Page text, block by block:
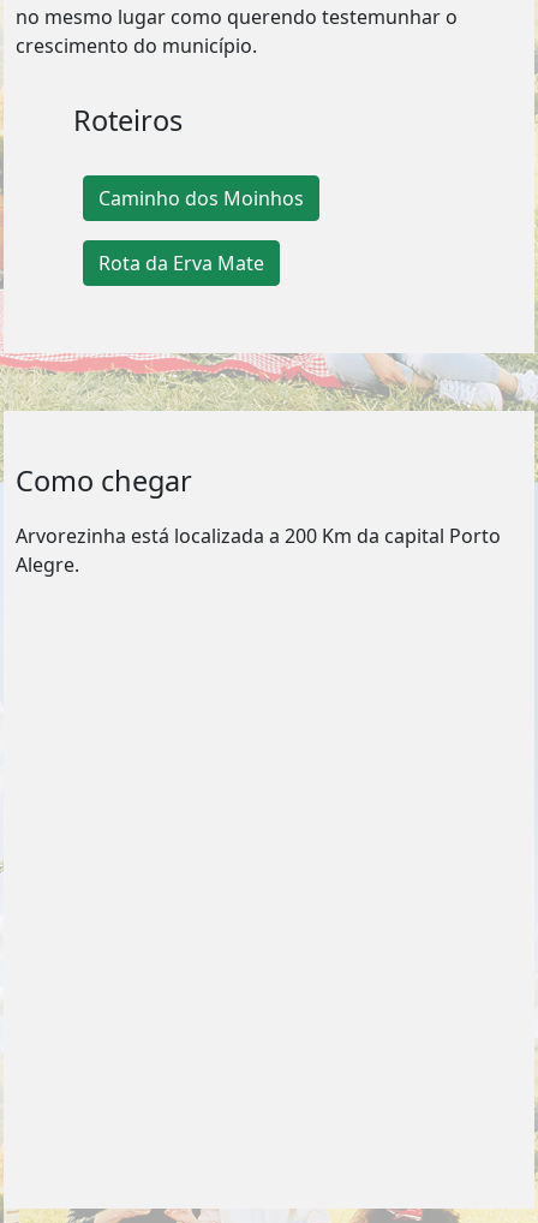
no mesmo lugar como querendo testemunhar o
crescimento do município.
Roteiros
Caminho dos Moinhos
Rota da Erva Mate
Como chegar
Arvorezinha está localizada a 200 Km da capital Porto
Alegre.